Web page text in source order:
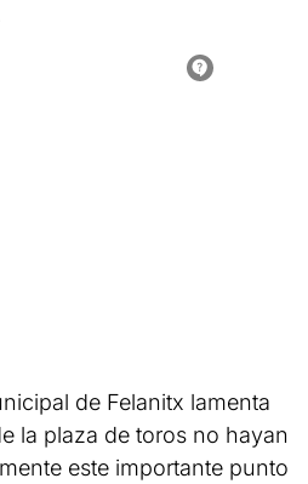
de Felanitx lamenta
la plaza de toros no hayan
este importante punto